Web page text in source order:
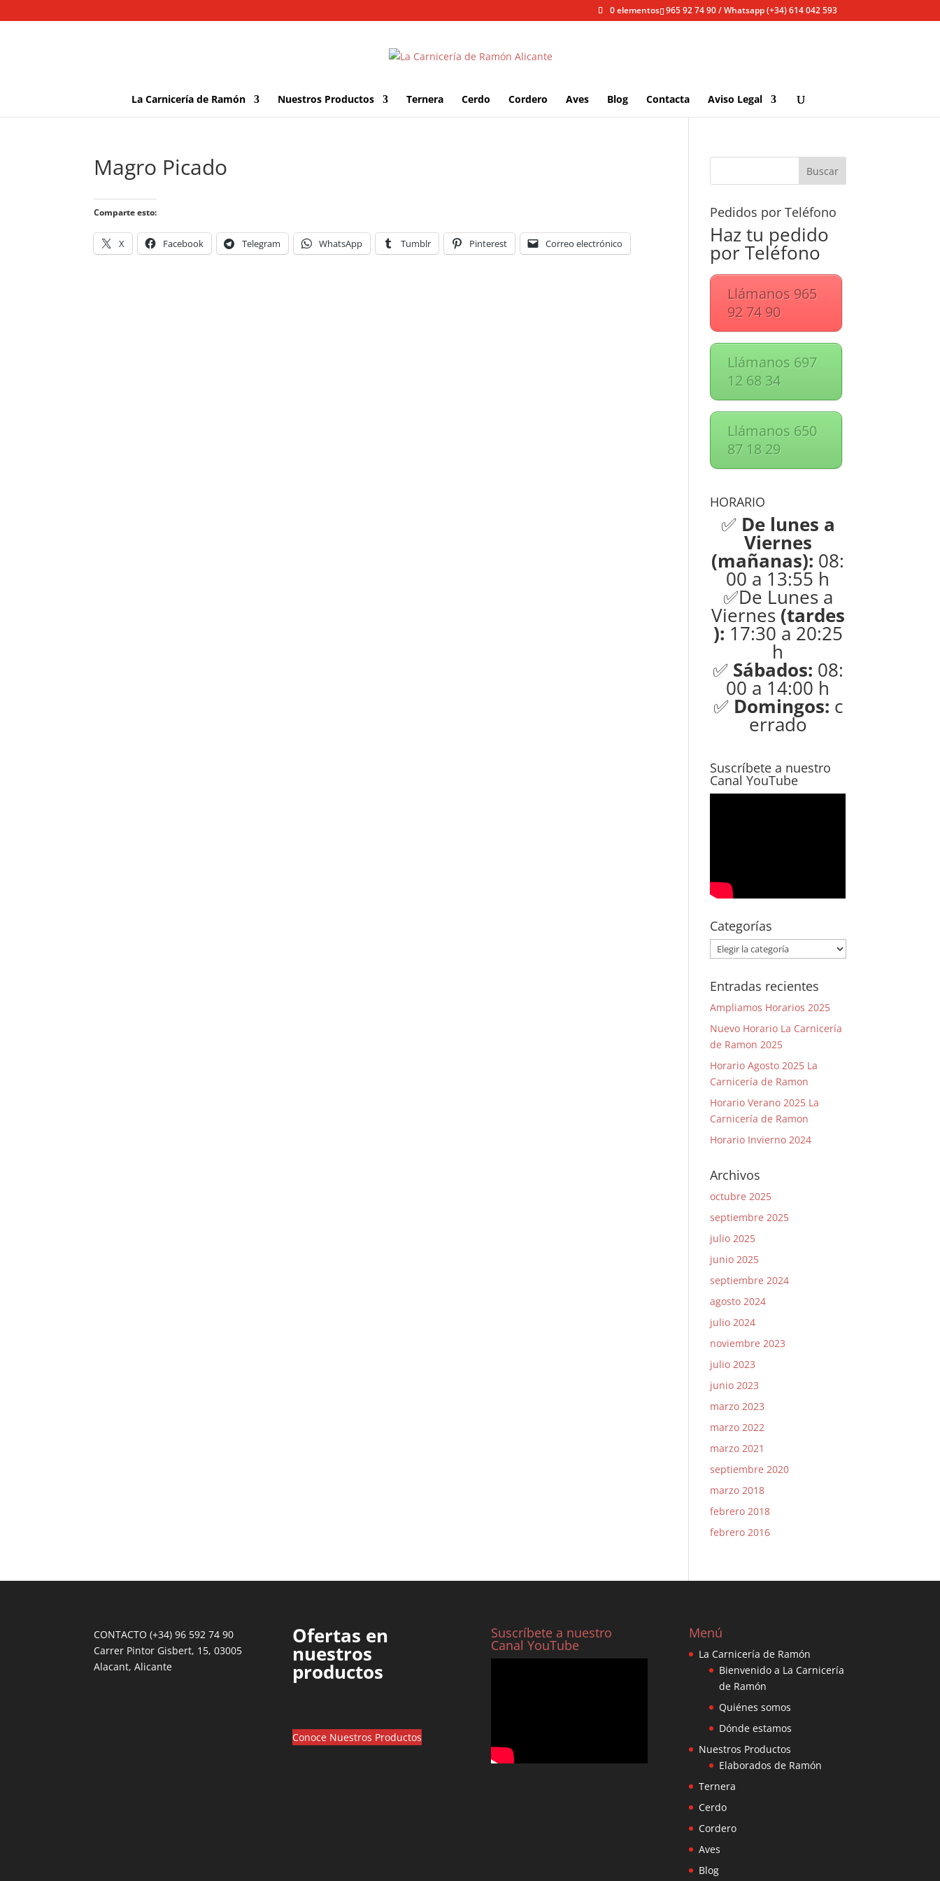
965 92 74 90 / Whatsapp (+34) 614 042 593
0 elementos
La Carnicería de Ramón Nuestros Productos Ternera Cerdo Cordero Aves Blog Contacta Aviso Legal
Magro Picado
Comparte esto:
X Facebook Telegram WhatsApp Tumblr Pinterest Correo electrónico
Pedidos por Teléfono
Haz tu pedido
por Teléfono
Llámanos 965
92 74 90
Llámanos 697
12 68 34
Llámanos 650
87 18 29
HORARIO
✅ De lunes a
Viernes
(mañanas): 08:
00 a 13:55 h
✅De Lunes a
Viernes(tardes
): 17:30 a 20:25
h
✅ Sábados: 08:
00 a 14:00 h
✅ Domingos: c
errado
Suscríbete a nuestro
Canal YouTube
Categorías
Categorías
Entradas recientes
Ampliamos Horarios 2025
Nuevo Horario La Carnicería
de Ramon 2025
Horario Agosto 2025 La
Carnicería de Ramon
Horario Verano 2025 La
Carnicería de Ramon
Horario Invierno 2024
Archivos
octubre 2025
septiembre 2025
julio 2025
junio 2025
septiembre 2024
agosto 2024
julio 2024
noviembre 2023
julio 2023
junio 2023
marzo 2023
marzo 2022
marzo 2021
septiembre 2020
marzo 2018
febrero 2018
febrero 2016
CONTACTO (+34) 96 592 74 90
Carrer Pintor Gisbert, 15, 03005
Alacant, Alicante
Ofertas en
nuestros
productos
Conoce Nuestros Productos
Suscríbete a nuestro
Canal YouTube
Menú
La Carnicería de Ramón
Bienvenido a La Carnicería
de Ramón
Quiénes somos
Dónde estamos
Nuestros Productos
Elaborados de Ramón
Ternera
Cerdo
Cordero
Aves
Blog